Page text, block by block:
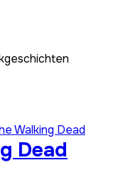
Walking Dead
Dead